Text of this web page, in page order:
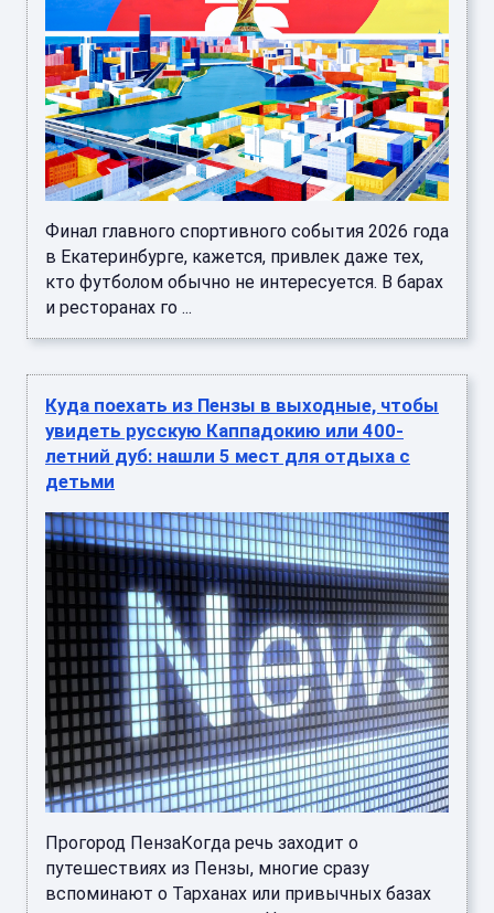
Финал главного спортивного события 2026 года
в Екатеринбурге, кажется, привлек даже тех,
кто футболом обычно не интересуется. В барах
и ресторанах го ...
Куда поехать из Пензы в выходные, чтобы
увидеть русскую Каппадокию или 400-
летний дуб: нашли 5 мест для отдыха с
детьми
Прогород ПензаКогда речь заходит о
путешествиях из Пензы, многие сразу
вспоминают о Тарханах или привычных базах